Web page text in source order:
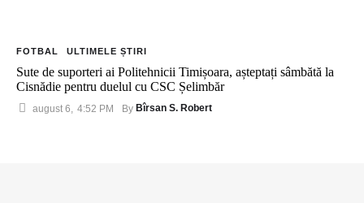
FOTBAL ULTIMELE ȘTIRI
Sute de suporteri ai Politehnicii Timișoara, așteptați sâmbătă la
Cisnădie pentru duelul cu CSC Șelimbăr
august 6, 4:52 PM By Bîrsan S. Robert